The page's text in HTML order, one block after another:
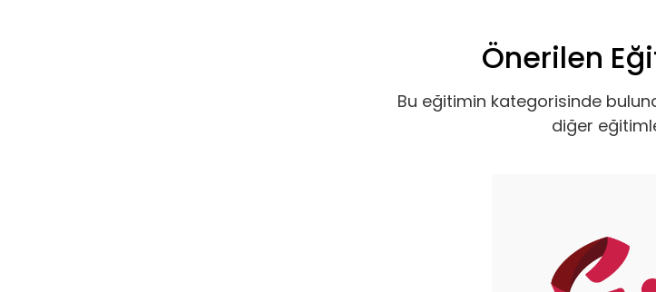
Önerilen
Bu eğitimin kategorisinde
diğer